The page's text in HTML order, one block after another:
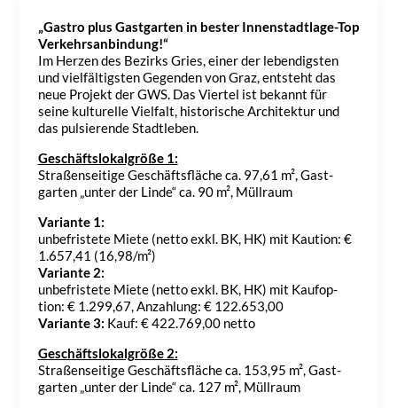
„Gastro plus Gast­garten in bester Innen­stadt­lage-Top
Verkehrs­an­bin­dung!“
Im Herzen des Bezirks Gries, einer der leben­digsten
und viel­fäl­tigsten Gegenden von Graz, entsteht das
neue Projekt der GWS. Das Viertel ist bekannt für
seine kultu­relle Viel­falt, histo­ri­sche Archi­tektur und
das pulsie­rende Stadt­leben.
Geschäftslokalgröße 1:
Stra­ßen­sei­tige Geschäfts­fläche ca. 97,61 m², Gast­
garten „unter der Linde“ ca. 90 m², Müll­raum
Variante 1:
unbe­fris­tete Miete (netto exkl. BK, HK) mit Kaution: €
1.657,41 (16,98/​m²)
Variante 2:
unbe­fris­tete Miete (netto exkl. BK, HK) mit Kauf­op­
tion: € 1.299,67, Anzah­lung: € 122.653,00
Variante 3: Kauf: € 422.769,00 netto
Geschäftslokalgröße 2:
Stra­ßen­sei­tige Geschäfts­fläche ca. 153,95 m², Gast­
garten „unter der Linde“ ca. 127 m², Müll­raum